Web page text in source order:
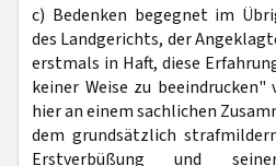
c) Bedenken begegnet im
des Landgerichts, der
erstmals in Haft, diese
keiner Weise zu
hier an einem sachlichen
dem grundsätzlich
Erstverbüßung und